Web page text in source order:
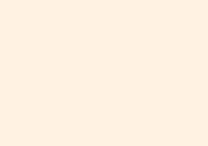
utama untuk menilai apakah tumbuh kembang
optimal. Berbeda dengan berat badan yang
waktu singkat, pertambahan tinggi badan